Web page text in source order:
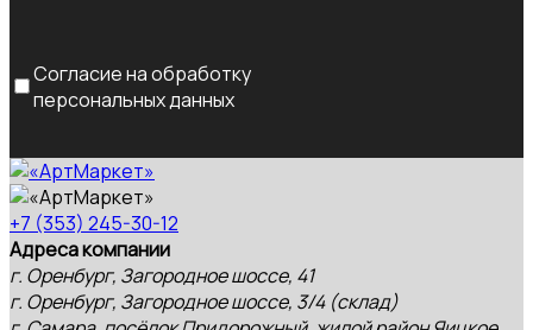
Согласие на обработку
персональных данных
+7 (353) 245-30-12
Адреса компании
г. Оренбург, Загородное шоссе, 41
г. Оренбург, Загородное шоссе, 3/4 (склад)